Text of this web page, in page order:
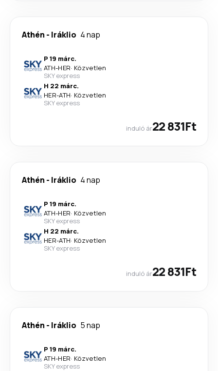
Athén - Iráklio 4 nap
P 19 márc.
ATH-HER· Közvetlen
SKY express
H 22 márc.
HER-ATH· Közvetlen
SKY express
induló ár22 831Ft
Athén - Iráklio 4 nap
P 19 márc.
ATH-HER· Közvetlen
SKY express
H 22 márc.
HER-ATH· Közvetlen
SKY express
induló ár22 831Ft
Athén - Iráklio 5 nap
P 19 márc.
ATH-HER· Közvetlen
SKY express